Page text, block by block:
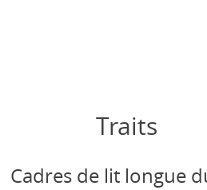
Traits
Cadres de lit longue